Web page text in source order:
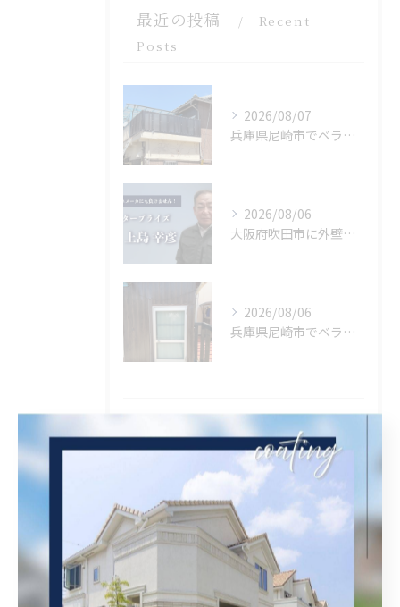
最近の投稿
Recent
Posts
2026/08/07
兵庫県尼崎市でベランダリフォームを完工しました。
2026/08/06
大阪府吹田市に外壁フル塗装､シーリング工事､ベランダ簡易防水工事､エアコン脱却の現地調査に行きました。
2026/08/06
兵庫県尼崎市でベランダリフォームを施工してます。
タグ Tags
内装塗装 屋根塗装 西宮市
屋根補修 外壁補修 シール工事
ベランダ簡易防水 茨木市